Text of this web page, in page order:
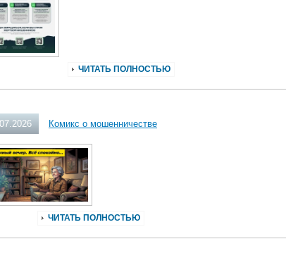
ЧИТАТЬ ПОЛНОСТЬЮ
Комикс о мошенничестве
ЧИТАТЬ ПОЛНОСТЬЮ